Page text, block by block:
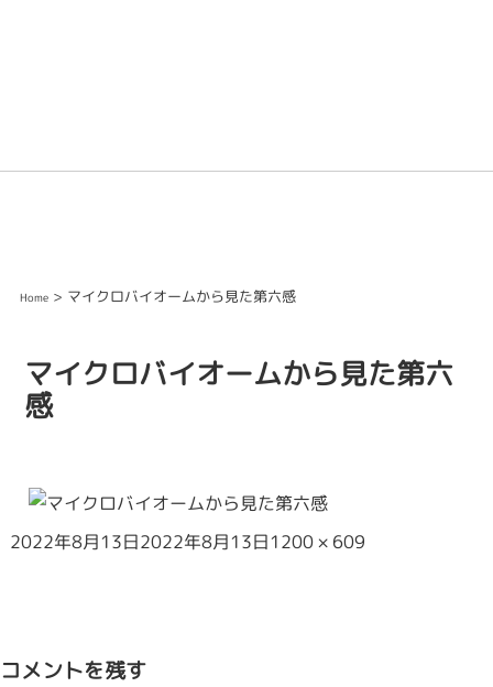
Home> マイクロバイオームから見た第六感
マイクロバイオームから見た第六
感
2022年8月13日2022年8月13日1200 × 609
コメントを残す